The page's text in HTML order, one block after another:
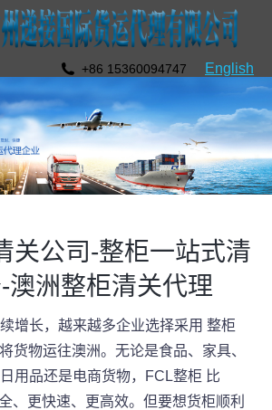
+86 15360094747 English
关公司-整柜一站式清
澳洲整柜清关代理
增长，越来越多企业选择采用 整柜
货物运往澳洲。无论是食品、家具、
用品还是电商货物，FCL整柜 比
、更快速、更高效。但要想货柜顺利